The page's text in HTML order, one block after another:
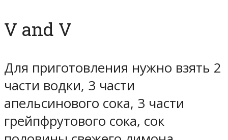
V and V
Для приготовления нужно взять 2
части водки, 3 части
апельсинового сока, 3 части
грейпфрутового сока, сок